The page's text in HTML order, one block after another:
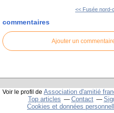
<< Fusée nord-
commentaires
Ajouter un
Voir le profil de Association d'amitié
Top articles Contact
Cookies et données